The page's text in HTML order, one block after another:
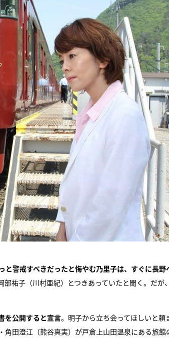
と警戒すべきだったと悔やむ乃里子は、すぐに長野
祐子（川村亜紀）とつきあっていたと聞く。だが
を公開すると宣言。明子から立ち会ってほしいと頼
田澄江（熊谷真実）が戸倉上山田温泉にある旅館